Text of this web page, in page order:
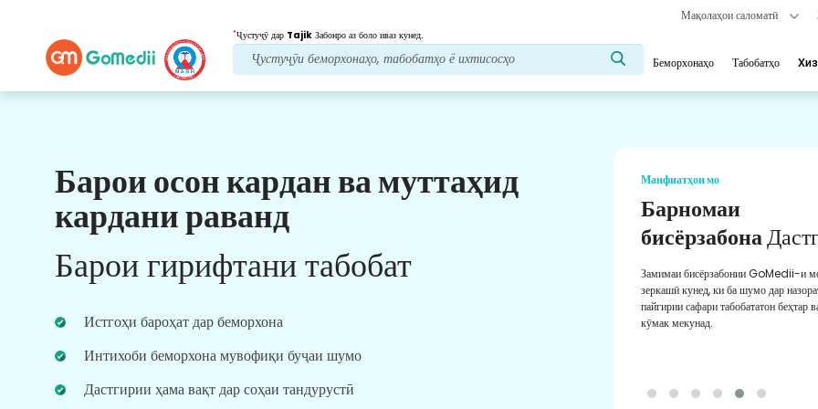
Мақолаҳои саломатӣ
*Ҷустуҷӯ дар Tajik Забонро аз боло иваз кунед.
Беморхонаҳо Табобатҳо
Барои осон кардан ва муттаҳид
кардани раванд
Барои гирифтани табобат
Истгоҳи бароҳат дар беморхона
Интихоби беморхона мувофиқи буҷаи шумо
Дастгирии ҳама вақт дар соҳаи тандурустӣ
бо табибони ботаҷрибаи мо
Манфиатҳои мо
Барномаи
Дастгирӣ
Замимаи бисёрзабонии GoMedii-и моро
зеркашӣ кунед, ки ба шумо дар назорат ва
пайгирии сафари табобататон беҳтар ва дақиқ